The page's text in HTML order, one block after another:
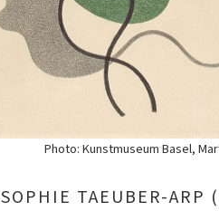
Photo: Kunstmuseum Basel,
SOPHIE TAEUBER-ARP